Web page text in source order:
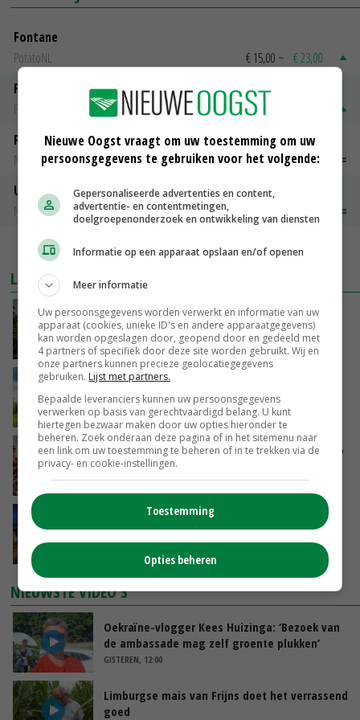
Fontane
PotatoNL
€ 15,00 ~ € 23,00
Fritesgeschikt NL Du Be
PotatoNL
€ 15,00
Peen
Noteringen
€ 26,00~ € 33,00
Uien Middenmeer Geel 30-60% grof
Noteringen
€ 0,00
MEER MARKTPRIJZEN
LAATSTE NIEUWS
Kamervragen over onttrekkingsverbod,
minister spreekt van ‘ondernemersrisico’
GISTEREN, 16:27
‘Rendement van Krullvarkens komt van de
overkant’
GISTEREN, 15:30
Oorlogen en El Niño stuwen voedselprijzen op
GISTEREN, 15:04
Nettowinst Royal A-ware onder druk ondanks
hogere omzet
NIEUWSTE VIDEO'S
Oekraïne-vlogger Kees Huizinga: ‘Bezoek van
de ambassade mag zelf groente plukken’
GISTEREN, 12:00
Limburgse mais van Frijns doet het verrassend
goed
Nieuwe Oogst vraagt om uw toestemming om uw
persoonsgegevens te gebruiken voor het volgende:
Gepersonaliseerde advertenties en content,
advertentie- en contentmetingen,
doelgroepenonderzoek en ontwikkeling van diensten
Informatie op een apparaat opslaan en/of openen
Meer informatie
Uw persoonsgegevens worden verwerkt en informatie van uw
apparaat (cookies, unieke ID's en andere apparaatgegevens)
kan worden opgeslagen door, geopend door en gedeeld met
4 partners of specifiek door deze site worden gebruikt. Wij en
onze partners kunnen precieze geolocatiegegevens
gebruiken. Lijst met partners.
Bepaalde leveranciers kunnen uw persoonsgegevens
verwerken op basis van gerechtvaardigd belang. U kunt
hiertegen bezwaar maken door uw opties hieronder te
beheren. Zoek onderaan deze pagina of in het sitemenu naar
een link om uw toestemming te beheren of in te trekken via de
privacy- en cookie-instellingen.
Toestemming
Opties beheren